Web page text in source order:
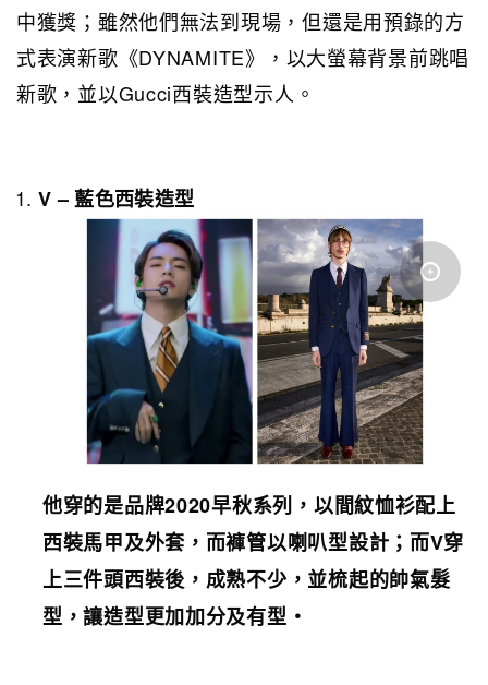
中獲獎；雖然他們無法到現場，但還是用預錄的方
式表演新歌《DYNAMITE》，以大螢幕背景前跳唱
新歌，並以Gucci西裝造型示人。
V –藍色西裝造型
他穿的是品牌2020早秋系列，以間紋恤衫配上
西裝馬甲及外套，而褲管以喇叭型設計；而V穿
上三件頭西裝後，成熟不少，並梳起的帥氣髮
型，讓造型更加加分及有型‧